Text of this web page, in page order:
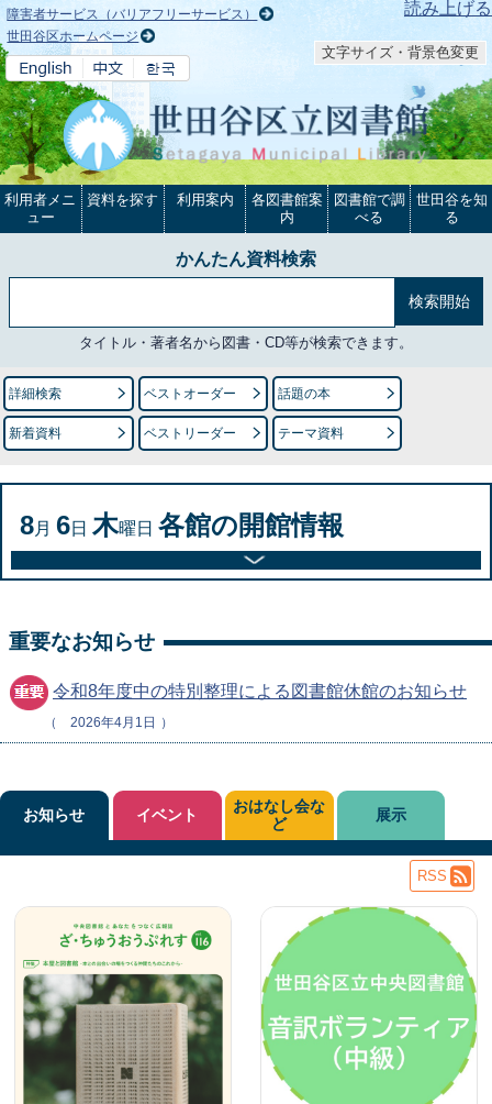
本文へ 読み上げる
障害者サービス（バリアフリーサービス）
世田谷区ホームページ
文字サイズ・背景色変更
利用者メニ
ュー
資料を探す 利用案内
各図書館案
内
図書館で調
べる
世田谷を知
る
かんたん資料検索
タイトル・著者名から図書・CD等が検索できます。
詳細検索 ベストオーダー 話題の本
新着資料 ベストリーダー テーマ資料
8月 6日 木曜日 各館の開館情報
重要なお知らせ
令和8年度中の特別整理による図書館休館のお知らせ
2026年4月1日
お知らせ イベント
おはなし会な
ど
展示
RSS